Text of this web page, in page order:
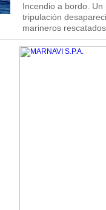
Incendio a bordo.
tripulación
marineros